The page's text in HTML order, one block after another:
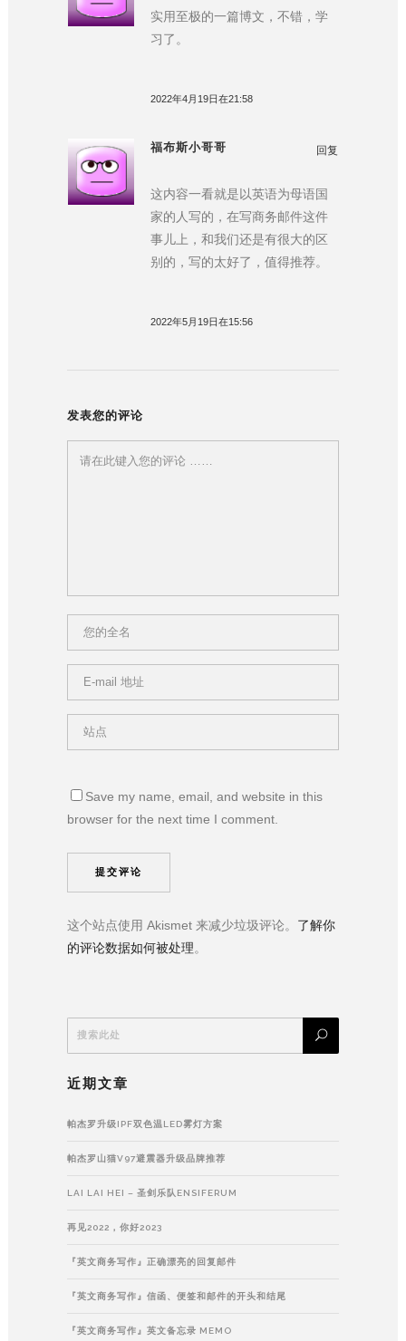
实用至极的一篇博文，不错，学
习了。
2022年4月19日在21:58
福布斯小哥哥 回复
这内容一看就是以英语为母语国
家的人写的，在写商务邮件这件
事儿上，和我们还是有很大的区
别的，写的太好了，值得推荐。
2022年5月19日在15:56
发表您的评论
Save my name, email, and website in this
browser for the next time I comment.
这个站点使用 Akismet 来减少垃圾评论。 了解你
的评论数据如何被处理。
近期文章
帕杰罗升级IPF双色温LED雾灯方案
帕杰罗山猫V97避震器升级品牌推荐
LAI LAI HEI – 圣剑乐队ENSIFERUM
再见2022，你好2023
『英文商务写作』正确漂亮的回复邮件
『英文商务写作』信函、便签和邮件的开头和结尾
『英文商务写作』英文备忘录 MEMO